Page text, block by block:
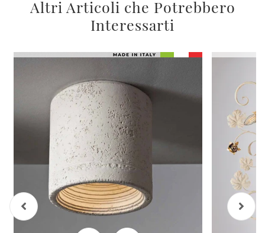
Altri Articoli che Potrebbero
Interessarti